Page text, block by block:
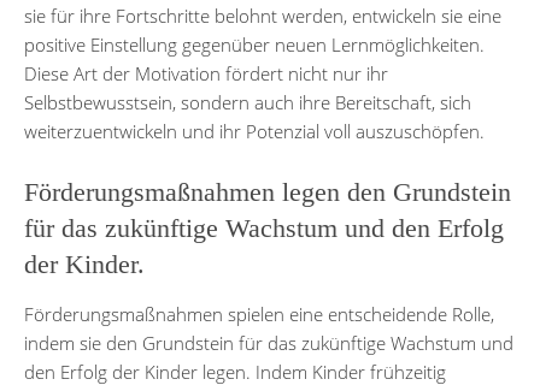
sie für ihre Fortschritte belohnt werden, entwickeln sie eine
positive Einstellung gegenüber neuen Lernmöglichkeiten.
Diese Art der Motivation fördert nicht nur ihr
Selbstbewusstsein, sondern auch ihre Bereitschaft, sich
weiterzuentwickeln und ihr Potenzial voll auszuschöpfen.
Förderungsmaßnahmen legen den Grundstein
für das zukünftige Wachstum und den Erfolg
der Kinder.
Förderungsmaßnahmen spielen eine entscheidende Rolle,
indem sie den Grundstein für das zukünftige Wachstum und
den Erfolg der Kinder legen. Indem Kinder frühzeitig